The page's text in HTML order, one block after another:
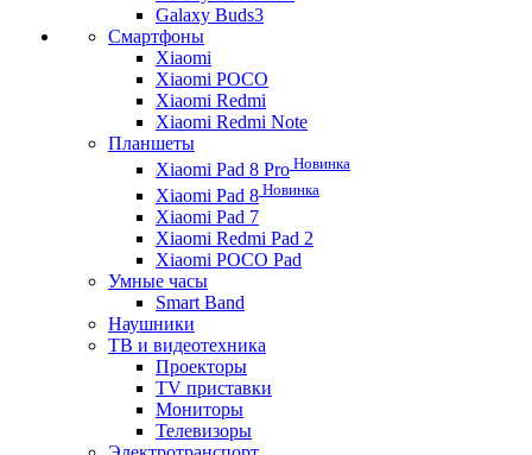
Galaxy Buds3
Смартфоны
Xiaomi
Xiaomi POCO
Xiaomi Redmi
Xiaomi Redmi Note
Планшеты
Xiaomi Pad 8 Pro Новинка
Xiaomi Pad 8 Новинка
Xiaomi Pad 7
Xiaomi Redmi Pad 2
Xiaomi POCO Pad
Умные часы
Smart Band
Наушники
ТВ и видеотехника
Проекторы
TV приставки
Мониторы
Телевизоры